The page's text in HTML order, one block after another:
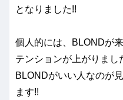
となりました!!
個人的には、BLONDが
テンションが上がりま
BLONDがいい人なのが
ます!!